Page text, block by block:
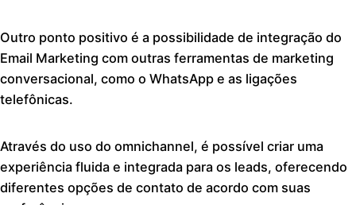
Outro ponto positivo é a possibilidade de integração do
Email Marketing com outras ferramentas de marketing
conversacional, como o WhatsApp e as ligações
telefônicas.
Através do uso do omnichannel, é possível criar uma
experiência fluida e integrada para os leads, oferecendo
diferentes opções de contato de acordo com suas